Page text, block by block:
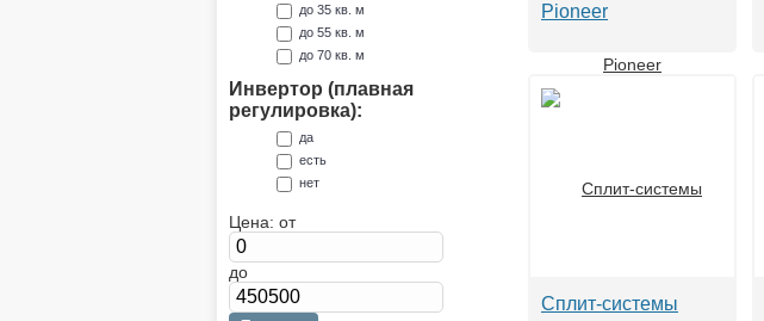
до 35 кв. м
до 55 кв. м
до 70 кв. м
Инвертор (плавная
регулировка):
да
есть
нет
Цена: от
до
Pioneer
Сплит-системы